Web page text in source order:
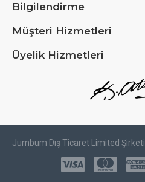
Bilgilendirme
Müşteri Hizmetleri
Üyelik Hizmetleri
Jumbum Dış Ticaret Limited Şirketi